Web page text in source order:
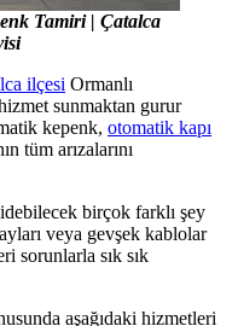
Tamiri | Çatalca
ilçesi Ormanlı
sunmaktan gurur
kepenk, otomatik kapı
tüm arızalarını
birçok farklı şey
veya gevşek kablolar
sorunlarla sık sık
aşağıdaki hizmetleri